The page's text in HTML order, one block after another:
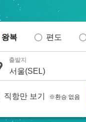
왕복 편도
출발지
직항만 보기 ※환승 없음